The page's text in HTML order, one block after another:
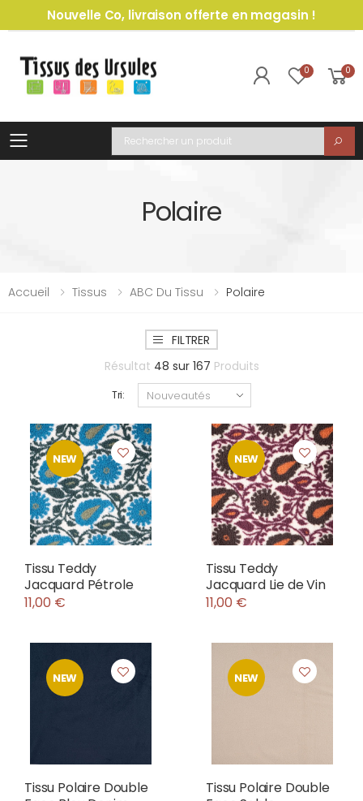
Nouvelle Co, livraison offerte en magasin !
0 0
Toggle mobile menu
Recherche
Polaire
Accueil Tissus ABC Du Tissu Polaire
FILTRER
Résultat 48 sur 167 Produits
Tri:
NEW
Tissu Teddy
Jacquard Pétrole
11,00 €
NEW
Tissu Teddy
Jacquard Lie de Vin
11,00 €
NEW
Tissu Polaire Double
NEW
Tissu Polaire Double